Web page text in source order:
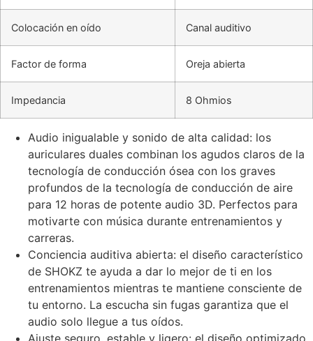
Colocación en oído Canal auditivo
Factor de forma Oreja abierta
Impedancia 8 Ohmios
Audio inigualable y sonido de alta calidad: los
auriculares duales combinan los agudos claros de la
tecnología de conducción ósea con los graves
profundos de la tecnología de conducción de aire
para 12 horas de potente audio 3D. Perfectos para
motivarte con música durante entrenamientos y
carreras.
Conciencia auditiva abierta: el diseño característico
de SHOKZ te ayuda a dar lo mejor de ti en los
entrenamientos mientras te mantiene consciente de
tu entorno. La escucha sin fugas garantiza que el
audio solo llegue a tus oídos.